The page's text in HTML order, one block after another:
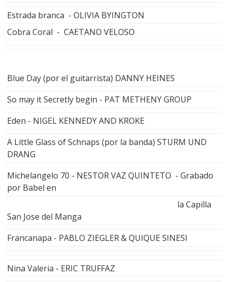
Estrada branca - OLIVIA BYINGTON
Cobra Coral - CAETANO VELOSO
Blue Day (por el guitarrista) DANNY HEINES
So may it Secretly begin - PAT METHENY GROUP
Eden - NIGEL KENNEDY AND KROKE
A Little Glass of Schnaps (por la banda) STURM UND
DRANG
Michelangelo 70 - NESTOR VAZ QUINTETO - Grabado
por Babel en
la Capilla
San Jose del Manga
Francanapa - PABLO ZIEGLER & QUIQUE SINESI
Nina Valeria - ERIC TRUFFAZ